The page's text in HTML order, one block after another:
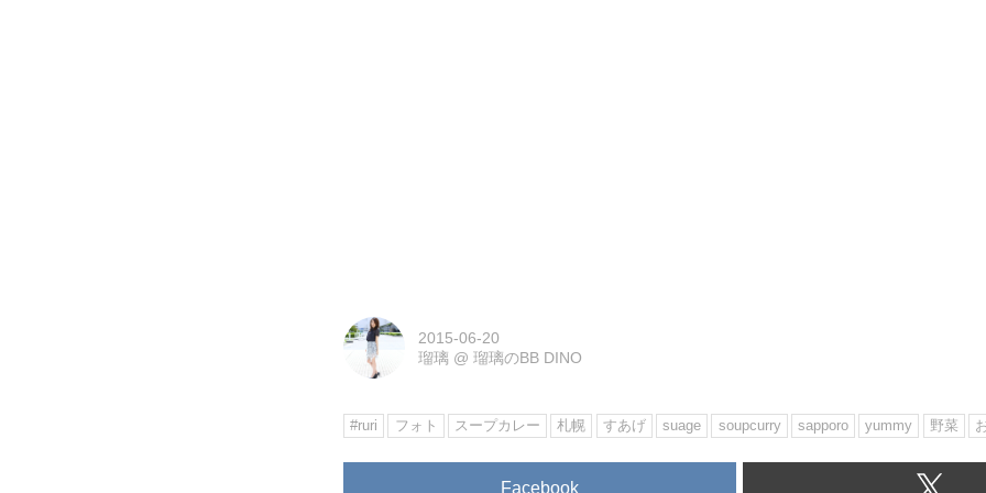
2015-06-20
瑠璃 @瑠璃のBB DINO
#ruri フォト スープカレー 札幌 すあげ suage soupcurry sapporo yummy 野菜
Facebook